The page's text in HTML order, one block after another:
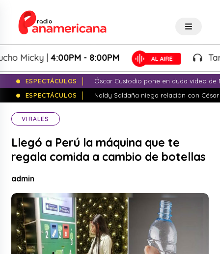
Micky |4:00PM - 8:00PM
ESPECTÁCULOS
Óscar Custodio pone en duda video de
ESPECTÁCULOS
Naldy Saldaña niega relación con
VIRALES
Llegó a Perú la máquina que te
regala comida a cambio de botellas
admin